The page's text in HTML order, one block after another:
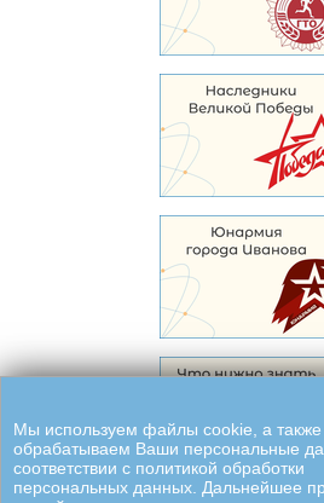
Мы используем файлы cookie, а также
обрабатываем Ваши персональные
соответствии с политикой обработки
персональных данных. Дальнейшее